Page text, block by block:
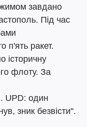
завдано
Під час
п'ять ракет.
історичну
флоту. За
UPD: один
зник безвісти".